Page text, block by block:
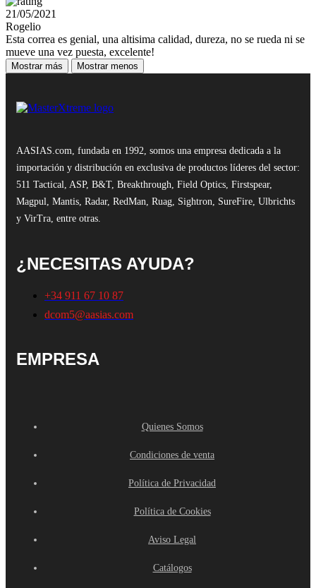
21/05/2021
Rogelio
Esta correa es genial, una altisima calidad, dureza, no se rueda ni se
mueve una vez puesta, excelente!
Mostrar más Mostrar menos
AASIAS.com, fundada en 1992, somos una empresa dedicada a la
importación y distribución en exclusiva de productos líderes del sector:
511 Tactical, ASP, B&T, Breakthrough, Field Optics, Firstspear,
Magpul, Mantis, Radar, RedMan, Ruag, Sightron, SureFire, Ulbrichts
y VirTra, entre otras.
¿NECESITAS AYUDA?
+34 911 67 10 87
dcom5@aasias.com
EMPRESA
Quienes Somos
Condiciones de venta
Política de Privacidad
Política de Cookies
Aviso Legal
Catálogos